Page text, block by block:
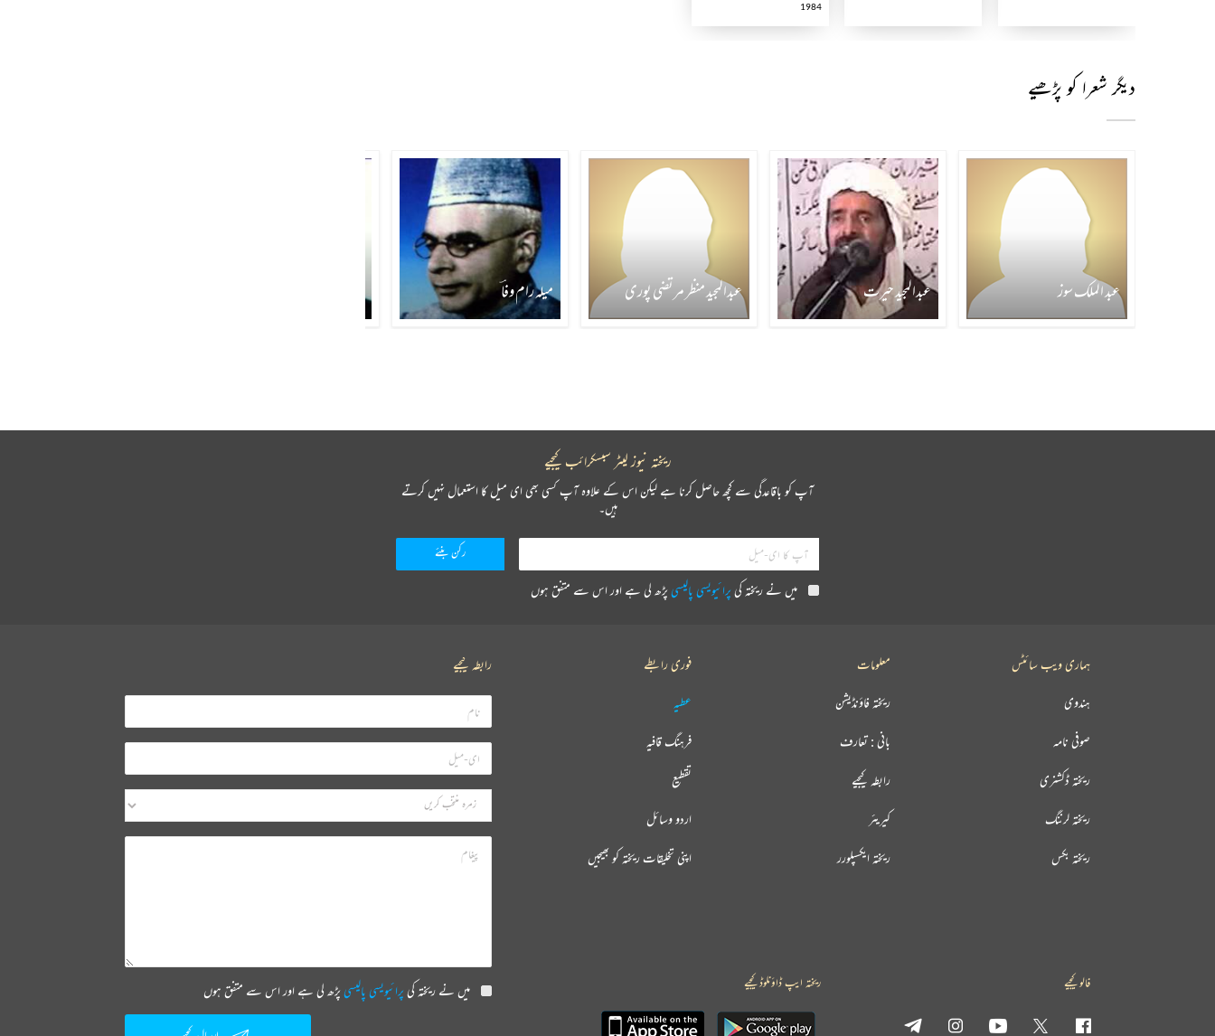
1984
دیگر شعرا کو پڑھیے
عبد الملک سوز عبدالمجید حیرت عبدالمجید منظر مرتضی پوری میلہ رام وفاؔ
ریختہ نیوز لیٹر سبسکرائب کیجیے
آپ کو باقاعدگی سے کچھ حاصل کرنا ہے لیکن اس کے علاوہ آپ کسی بھی ای میل کا استعمال نہیں کرتے
ہیں۔
میں نے ریختہ کیپرائیویسی پالیسیپڑھ لی ہے اور اس سے متفق ہوں
فوری رابطے
عطیہ
فرہنگ قافیہ
تقطیع
اردو وسائل
اپنی تخلیقات ریختہ کو بھیجیں
معلومات
ریختہ فاؤنڈیشن
بانی : تعارف
رابطہ کیجیے
کیریئر
ریختہ ایکسپلورر
ہماری ویب سائٹس
ہندوی
صوفی نامہ
ریختہ ڈکشنری
ریختہ لرننگ
ریختہ بکس
رابطہ کیجیے
میں نے ریختہ کیپرائیویسی پالیسیپڑھ لی ہے اور اس سے متفق ہوں فالو کیجیے ریختہ ایپ ڈاؤنلوڈ کیجیے